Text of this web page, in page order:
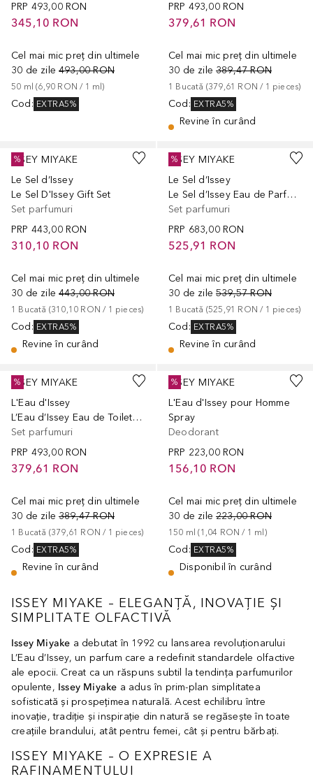
PRP 493,00 RON
345,10 RON
Cel mai mic preț din ultimele
30 de zile 493,00 RON
50 ml (6,90 RON / 1 ml)
Cod : EXTRA5%
PRP 493,00 RON
379,61 RON
Cel mai mic preț din ultimele
30 de zile 389,47 RON
1 Bucată (379,61 RON / 1 pieces)
Cod : EXTRA5%
Revine în curând
ISSEY MIYAKE
Le Sel d‘Issey
Le Sel D'Issey Gift Set
Set parfumuri
PRP 443,00 RON
310,10 RON
Cel mai mic preț din ultimele
30 de zile 443,00 RON
1 Bucată (310,10 RON / 1 pieces)
Cod : EXTRA5%
Revine în curând
%
ISSEY MIYAKE
Le Sel d‘Issey
Le Sel d’Issey Eau de Parfum 100 ml Gift Set
Set parfumuri
PRP 683,00 RON
525,91 RON
Cel mai mic preț din ultimele
30 de zile 539,57 RON
1 Bucată (525,91 RON / 1 pieces)
Cod : EXTRA5%
Revine în curând
%
ISSEY MIYAKE
L'Eau d'Issey
L’Eau d’Issey Eau de Toilette Gift Set
Set parfumuri
PRP 493,00 RON
379,61 RON
Cel mai mic preț din ultimele
30 de zile 389,47 RON
1 Bucată (379,61 RON / 1 pieces)
Cod : EXTRA5%
Revine în curând
%
ISSEY MIYAKE
L'Eau d'Issey pour Homme
Spray
Deodorant
PRP 223,00 RON
156,10 RON
Cel mai mic preț din ultimele
30 de zile 223,00 RON
150 ml (1,04 RON / 1 ml )
Cod : EXTRA5%
Disponibil în curând
%
ISSEY MIYAKE – ELEGANȚĂ, INOVAȚIE ȘI
SIMPLITATE OLFACTIVĂ
Issey Miyake a debutat în 1992 cu lansarea revoluționarului
L’Eau d’Issey, un parfum care a redefinit standardele olfactive
ale epocii. Creat ca un răspuns subtil la tendința parfumurilor
opulente, Issey Miyake a adus în prim-plan simplitatea
sofisticată și prospețimea naturală. Acest echilibru între
inovație, tradiție și inspirație din natură se regăsește în toate
creațiile brandului, atât pentru femei, cât și pentru bărbați.
ISSEY MIYAKE – O EXPRESIE A
RAFINAMENTULUI